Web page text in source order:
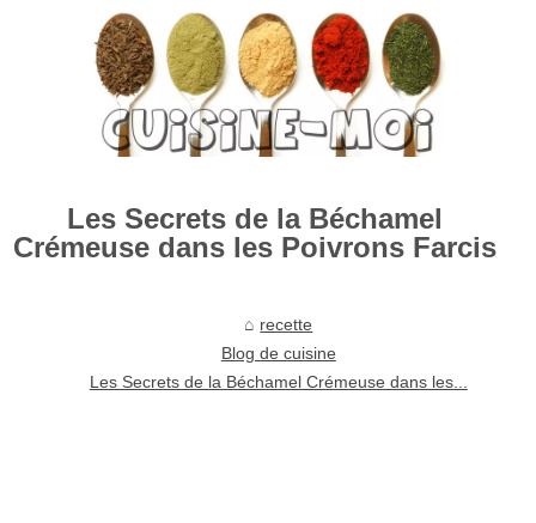
Les Secrets de la Béchamel
Crémeuse dans les Poivrons Farcis
recette
Blog de cuisine
Les Secrets de la Béchamel Crémeuse dans les...